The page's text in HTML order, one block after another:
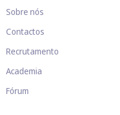
Sobre nós
Contactos
Recrutamento
Academia
Fórum